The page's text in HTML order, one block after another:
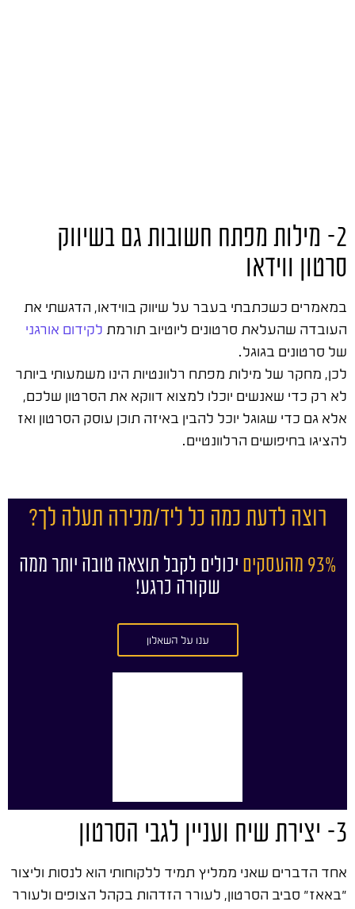
2- מילות מפתח חשובות גם בשיווק
סרטון ווידאו
במאמרים כשכתבתי בעבר על שיווק בווידאו, הדגשתי את
העובדה שהעלאת סרטונים ליוטיוב תורמת לקידום אורגני
של סרטונים בגוגל.
לכן, מחקר של מילות מפתח רלוונטיות הינו משמעותי ביותר
לא רק כדי שאנשים יוכלו למצוא דווקא את הסרטון שלכם,
אלא גם כדי שגוגל יוכל להבין באיזה תוכן עוסק הסרטון ואז
להציגו בחיפושים הרלוונטיים.
רוצה לדעת כמה כל ליד/מכירה תעלה לך?
93% מהעסקים
יכולים לקבל תוצאה טובה יותר ממה
שקורה כרגע!
ענו על השאלון
3- יצירת שיח ועניין לגבי הסרטון
אחד הדברים שאני ממליץ תמיד ללקוחותי הוא לנסות וליצור
"באאז" סביב הסרטון, לעורר הזדהות בקהל הצופים ולעורר